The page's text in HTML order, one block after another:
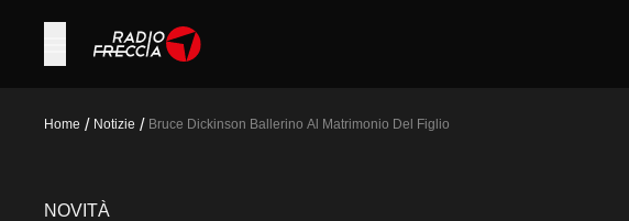
Home / Notizie / Bruce Dickinson Ballerino Al Matrimonio Del Figlio
NOVITÀ